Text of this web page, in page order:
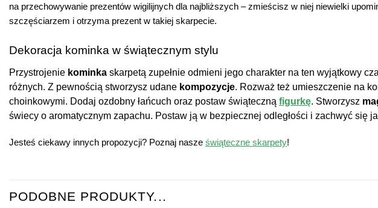
na przechowywanie prezentów wigilijnych dla najbliższych – zmieścisz w niej niewielki
szczęściarzem i otrzyma prezent w takiej skarpecie.
Dekoracja kominka w świątecznym stylu
Przystrojenie kominka skarpetą zupełnie odmieni jego charakter na ten wyjątkowy
różnych. Z pewnością stworzysz udane kompozycje. Rozważ też umieszczenie na
choinkowymi. Dodaj ozdobny łańcuch oraz postaw świąteczną figurkę. Stworzysz
świecy o aromatycznym zapachu. Postaw ją w bezpiecznej odległości i zachwyć się
Jesteś ciekawy innych propozycji? Poznaj nasze świąteczne skarpety!
PODOBNE PRODUKTY...